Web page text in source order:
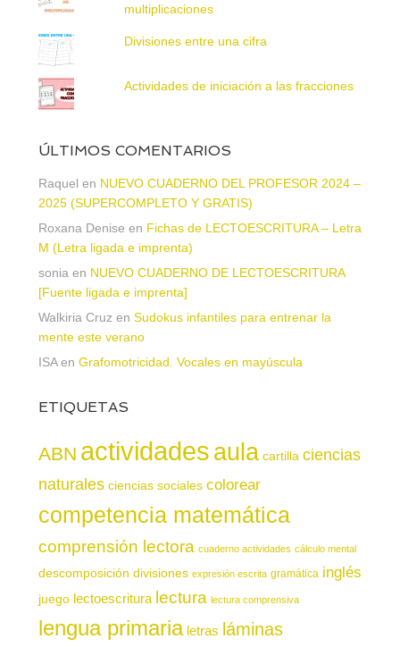
multiplicaciones
Divisiones entre una cifra
Actividades de iniciación a las fracciones
ÚLTIMOS COMENTARIOS
Raquel en NUEVO CUADERNO DEL PROFESOR 2024 –
2025 (SUPERCOMPLETO Y GRATIS)
Roxana Denise en Fichas de LECTOESCRITURA – Letra
M (Letra ligada e imprenta)
sonia en NUEVO CUADERNO DE LECTOESCRITURA
[Fuente ligada e imprenta]
Walkiria Cruz en Sudokus infantiles para entrenar la
mente este verano
ISAen Grafomotricidad. Vocales en mayúscula
ETIQUETAS
ABN actividadesaula cartilla ciencias
naturales ciencias sociales colorear
competencia matemática
comprensión lectora cuaderno actividades cálculo mental
descomposición divisiones expresión escrita gramática inglés
juego lectoescritura lectura lectura comprensiva
lengua primaria letras láminas